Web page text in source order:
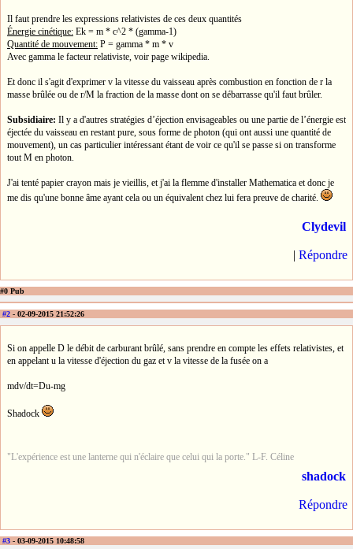
Il faut prendre les expressions relativistes de ces deux quantités
Énergie cinétique: Ek = m * c^2 * (gamma-1)
Quantité de mouvement: P = gamma * m * v
Avec gamma le facteur relativiste, voir page wikipedia.
Et donc il s'agit d'exprimer v la vitesse du vaisseau après combustion en fonction de r la
masse brûlée ou de r/M la fraction de la masse dont on se débarrasse qu'il faut brûler.
Subsidiaire: Il y a d'autres stratégies d’éjection envisageables ou une partie de l’énergie est
éjectée du vaisseau en restant pure, sous forme de photon (qui ont aussi une quantité de
mouvement), un cas particulier intéressant étant de voir ce qu'il se passe si on transforme
tout M en photon.
J'ai tenté papier crayon mais je vieillis, et j'ai la flemme d'installer Mathematica et donc je
me dis qu'une bonne âme ayant cela ou un équivalent chez lui fera preuve de charité.
Clydevil
| Répondre
#0 Pub
#2 - 02-09-2015 21:52:26
Si on appelle D le débit de carburant brûlé, sans prendre en compte les effets relativistes, et
en appelant u la vitesse d'éjection du gaz et v la vitesse de la fusée on a
mdv/dt=Du-mg
Shadock
"L'expérience est une lanterne qui n'éclaire que celui qui la porte." L-F. Céline
shadock
Répondre
#3 - 03-09-2015 10:48:58